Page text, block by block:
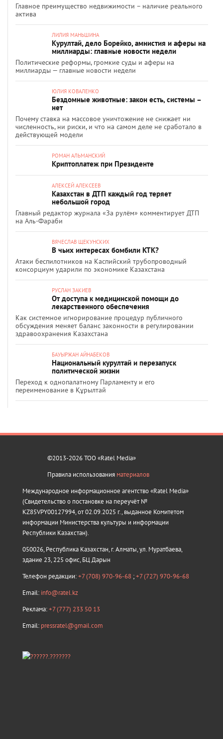
Главное преимущество недвижимости – наличие реального
актива
ЛИЛИЯ МАНЬШИНА
Курултай, дело Борейко, амнистия и аферы на
миллиарды: главные новости недели
Политические реформы, громкие суды и аферы на
миллиарды — главные новости недели
ЮЛИЯ КОВАЛЕНКО
Бездомные животные: закон есть, системы –
нет
Почему ставка на массовое уничтожение не снижает ни
численность, ни риски, и что на самом деле не сработало в
действующей модели
РОМАН АЛЬМАНСКИЙ
Криптоплатеж при Президенте
АЛЕКСЕЙ АЛЕКСЕЕВ
Казахстан в ДТП каждый год теряет
небольшой город
Главный редактор журнала «За рулём» комментирует ДТП
на Аль-Фараби
ВЯЧЕСЛАВ ЩЕКУНСКИХ
В чьих интересах бомбили КТК?
Атаки беспилотников на Каспийский трубопроводный
консорциум ударили по экономике Казахстана
РУСЛАН ЗАКИЕВ
От доступа к медицинской помощи до
лекарственного обеспечения
Как системное игнорирование процедур публичного
обсуждения меняет баланс законности в регулировании
здравоохранения Казахстана
БАУЫРЖАН АЙНАБЕКОВ
Национальный курултай и перезапуск
политической жизни
Переход к однопалатному Парламенту и его
переименование в Құрылтай
©2013-2026 ТОО «Ratel Media»
Правила использования материалов
Международное информационное агентство «Ratel Media»
(Свидетельство о постановке на переучёт №
KZ85VPY00127994, от 02.09.2025 г., выданное Комитетом
информации Министерства культуры и информации
Республики Казахстан).
050026, Республика Казахстан, г. Алматы, ул. Муратбаева,
здание 23, 225 офис, БЦ Дарын
Телефон редакции:+7 (708) 970-96-68 ;+7 (727) 970-96-68
Email: info@ratel.kz
Реклама:+7 (777) 233 50 13
Email: pressratel@gmail.com